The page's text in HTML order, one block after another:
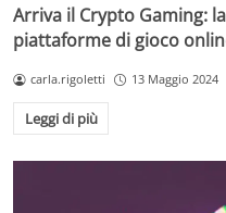
Arriva il Crypto Gaming:
piattaforme di gioco
carla.rigoletti 13 Maggio 2024
Leggi di più